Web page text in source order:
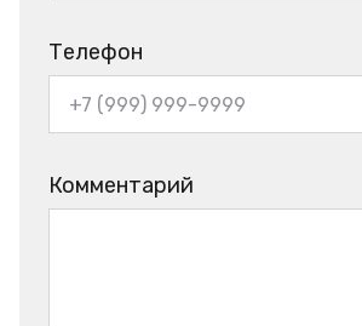
Телефон
Комментарий